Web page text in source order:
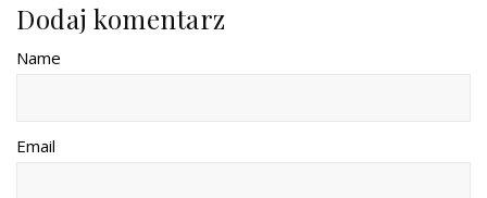
Dodaj komentarz
Name
Email